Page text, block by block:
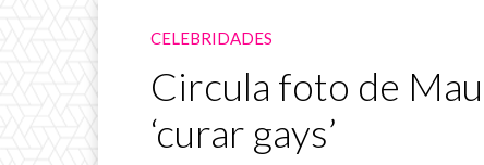
CELEBRIDADES
Circula foto de
‘curar gays’